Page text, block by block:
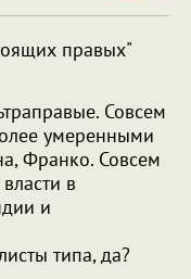
правых"
Совсем
умеренными
Франко. Совсем
в
и
типа, да?